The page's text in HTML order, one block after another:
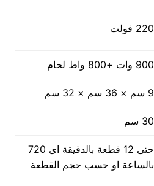
220 فولت
900 وات +800 واط لحام
9 سم × 36 سم × 32 سم
30 سم
حتى 12 قطعة بالدقيقة اى 720
بالساعة او حسب حجم القطعة